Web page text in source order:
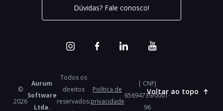
Dúvidas? Fale conosco!
©
2026
Aurum
Software
Ltda.
Todos os
direitos
reservados.
Política de
privacidade
| CNPJ
65694739/0001-
96
Voltar ao topo